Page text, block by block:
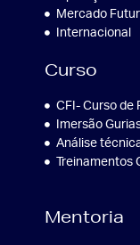
Mercado
Internacional
Curso
CFI- Curso de
Imersão
Análise
Treinamentos
Mentoria